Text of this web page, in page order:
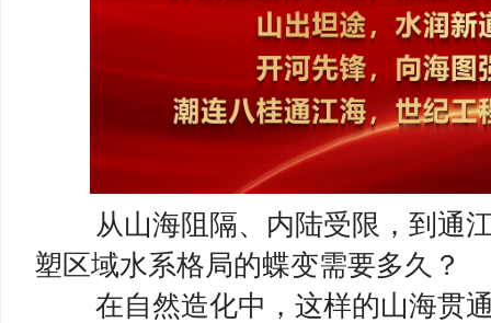
从山海阻隔、内陆受限，到通江
塑区域水系格局的蝶变需要多久？
在自然造化中，这样的山海贯通